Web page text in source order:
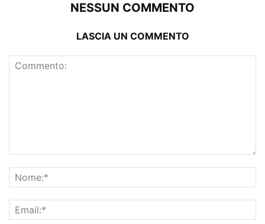
NESSUN COMMENTO
LASCIA UN COMMENTO